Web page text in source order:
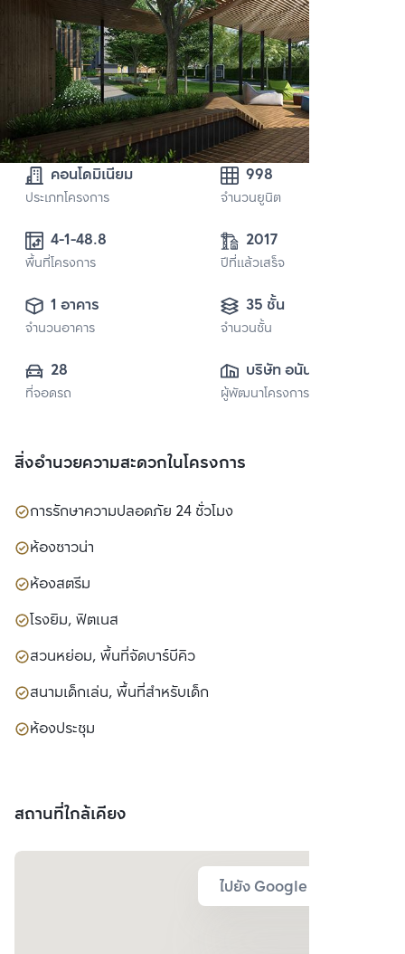
คอนโดมิเนียม
ประเภทโครงการ
998
จำนวนยูนิต
พื้นที่โครงการ
2017
ปีที่แล้วเสร็จ
1 อาคาร
จำนวนอาคาร
35 ชั้น
จำนวนชั้น
28
ที่จอดรถ
บริษัท อนันดา ดี
เวลลอปเมนท์ จำกัด
ผู้พัฒนาโครงการ
สิ่งอำนวยความสะดวกในโครงการ
การรักษาความปลอดภัย 24 ชั่วโมง
ห้องซาวน่า
ห้องสตรีม
โรงยิม, ฟิตเนส
สวนหย่อม, พื้นที่จัดบาร์บีคิว
สนามเด็กเล่น, พื้นที่สำหรับเด็ก
ห้องประชุม
สถานที่ใกล้เคียง
ไปยัง Google Map